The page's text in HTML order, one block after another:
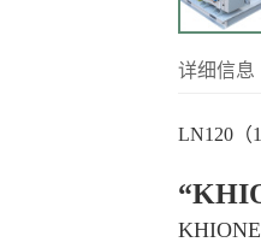
详细信息
LN120（